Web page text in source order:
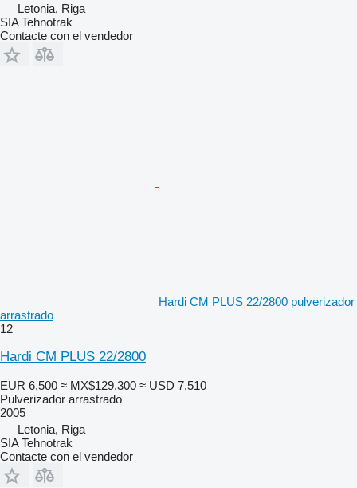
Letonia, Riga
SIA Tehnotrak
Contacte con el vendedor
Hardi CM PLUS 22/2800 pulverizador
arrastrado
12
Hardi CM PLUS 22/2800
EUR 6,500 ≈ MX$129,300 ≈ USD 7,510
Pulverizador arrastrado
2005
Letonia, Riga
SIA Tehnotrak
Contacte con el vendedor